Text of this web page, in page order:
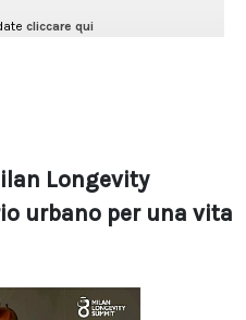
Longevity
urbano per una vita